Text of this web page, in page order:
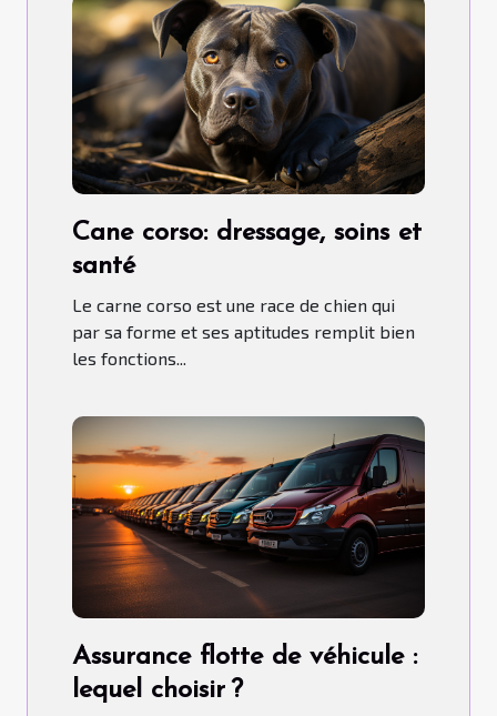
Cane corso: dressage, soins et
santé
Le carne corso est une race de chien qui
par sa forme et ses aptitudes remplit bien
les fonctions...
Assurance flotte de véhicule :
lequel choisir ?